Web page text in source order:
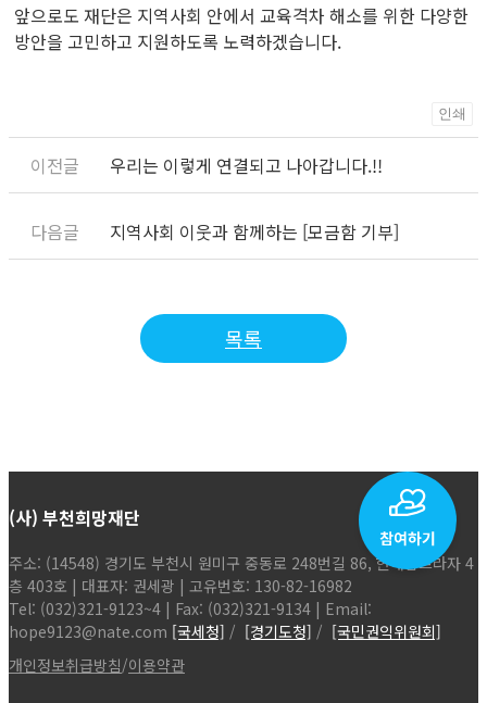
앞으로도 재단은 지역사회 안에서 교육격차 해소를 위한 다양한
방안을 고민하고 지원하도록 노력하겠습니다.
인쇄
우리는 이렇게 연결되고 나아갑니다.!!
지역사회 이웃과 함께하는 [모금함 기부]
목록
(사) 부천희망재단
주소: (14548) 경기도 부천시 원미구 중동로 248번길 86, 현해탑프라자 4
층 403호 | 대표자: 권세광 | 고유번호: 130-82-16982
Tel: (032)321-9123~4 | Fax: (032)321-9134 | Email:
hope9123@nate.com [국세청] / [경기도청] / [국민권익위원회]
개인정보취급방침/이용약관